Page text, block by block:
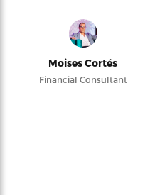
Moises Cortés
Financial Consultant